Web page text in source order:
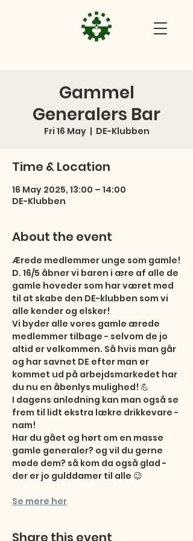
Gammel
Generalers Bar
Fri 16 May
  |
DE-Klubben
Time & Location
16 May 2025, 13:00 – 14:00
DE-Klubben
About the event
Ærede medlemmer unge som gamle!
D. 16/5 åbner vi baren i ære af alle de
gamle hoveder som har været med
til at skabe den DE-klubben som vi
alle kender og elsker!
Vi byder alle vores gamle ærede
medlemmer tilbage - selvom de jo
altid er velkommen. Så hvis man går
og har savnet DE efter man er
kommet ud på arbejdsmarkedet har
du nu en åbenlys mulighed! 💪
I dagens anledning kan man også se
frem til lidt ekstra lækre drikkevare -
nam!
Har du gået og hørt om en masse
gamle generaler? og vil du gerne
møde dem? så kom da også glad -
der er jo gulddamer til alle 😉
Se mere her
Share this event